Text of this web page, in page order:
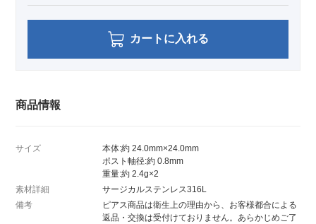
カートに入れる
商品情報
サイズ
本体:約 24.0mm×24.0mm
ポスト軸径:約 0.8mm
重量:約 2.4g×2
素材詳細
サージカルステンレス316L
備考
ピアス商品は衛生上の理由から、お客様都合による
返品・交換は受付けておりません。あらかじめご了